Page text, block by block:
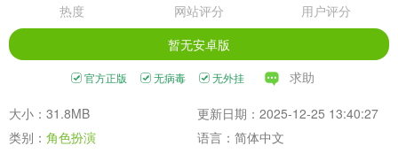
热度 网站评分
用户评分
暂无安卓版
官方正版 无病毒 无外挂 求助
大小：31.8MB
更新日期：2025-12-25 13:40:27
类别： 角色扮演 语言：简体中文